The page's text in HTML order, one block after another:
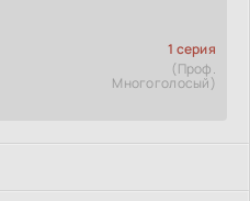
1 серия
(Проф.
Многоголосый)